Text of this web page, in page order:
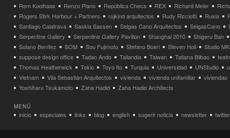
Rem Koolhaas
Renzo Piano República Checa REX Richard Meier
Rogers Stirk Harbour + Partners
rojkind arquitectos Rudy Ricciotti Rusia
Santiago Calatrava
Saskia Sassen Selgas Cano Arquitectos SelgasCano
Serpentine Gallery
Serpentine Gallery Pavilion Shanghai 2010
Shigeru Ban
Solano Benítez
SOM Sou Fujimoto Stefano Boeri Steven Holl
Studio
suppose design office
Tadao Ando Tailandia Taiwan Tatiana Bilbao
Thomas Heatherwick
Tokio Toyo Ito Turquia Universidad UNStudio
Vietnam
Vila Sebastián Arquitectos vivienda vivienda unifamiliar
viviendas
Yoshiharu Tsukamoto
Zaha Hadid Zaha Hadid Architects
MENÚ
inicio especiales links blog english sugerir noticia newsletter twitter